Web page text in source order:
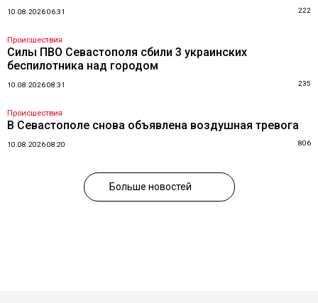
10.08.2026 06:31 222
Происшествия
Силы ПВО Севастополя сбили 3 украинских
беспилотника над городом
10.08.2026 08:31 235
Происшествия
В Севастополе снова объявлена воздушная тревога
10.08.2026 08:20 806
Больше новостей